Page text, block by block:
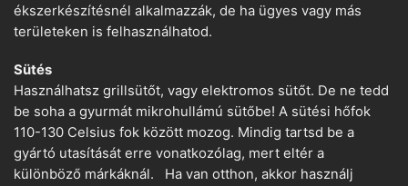
ékszerkészítésnél alkalmazzák, de ha ügyes vagy más
területeken is felhasználhatod.
Sütés
Használhatsz grillsütőt, vagy elektromos sütőt. De ne tedd
be soha a gyurmát mikrohullámú sütőbe! A sütési hőfok
110-130 Celsius fok között mozog. Mindig tartsd be a
gyártó utasítását erre vonatkozólag, mert eltér a
különböző márkáknál. Ha van otthon, akkor használj